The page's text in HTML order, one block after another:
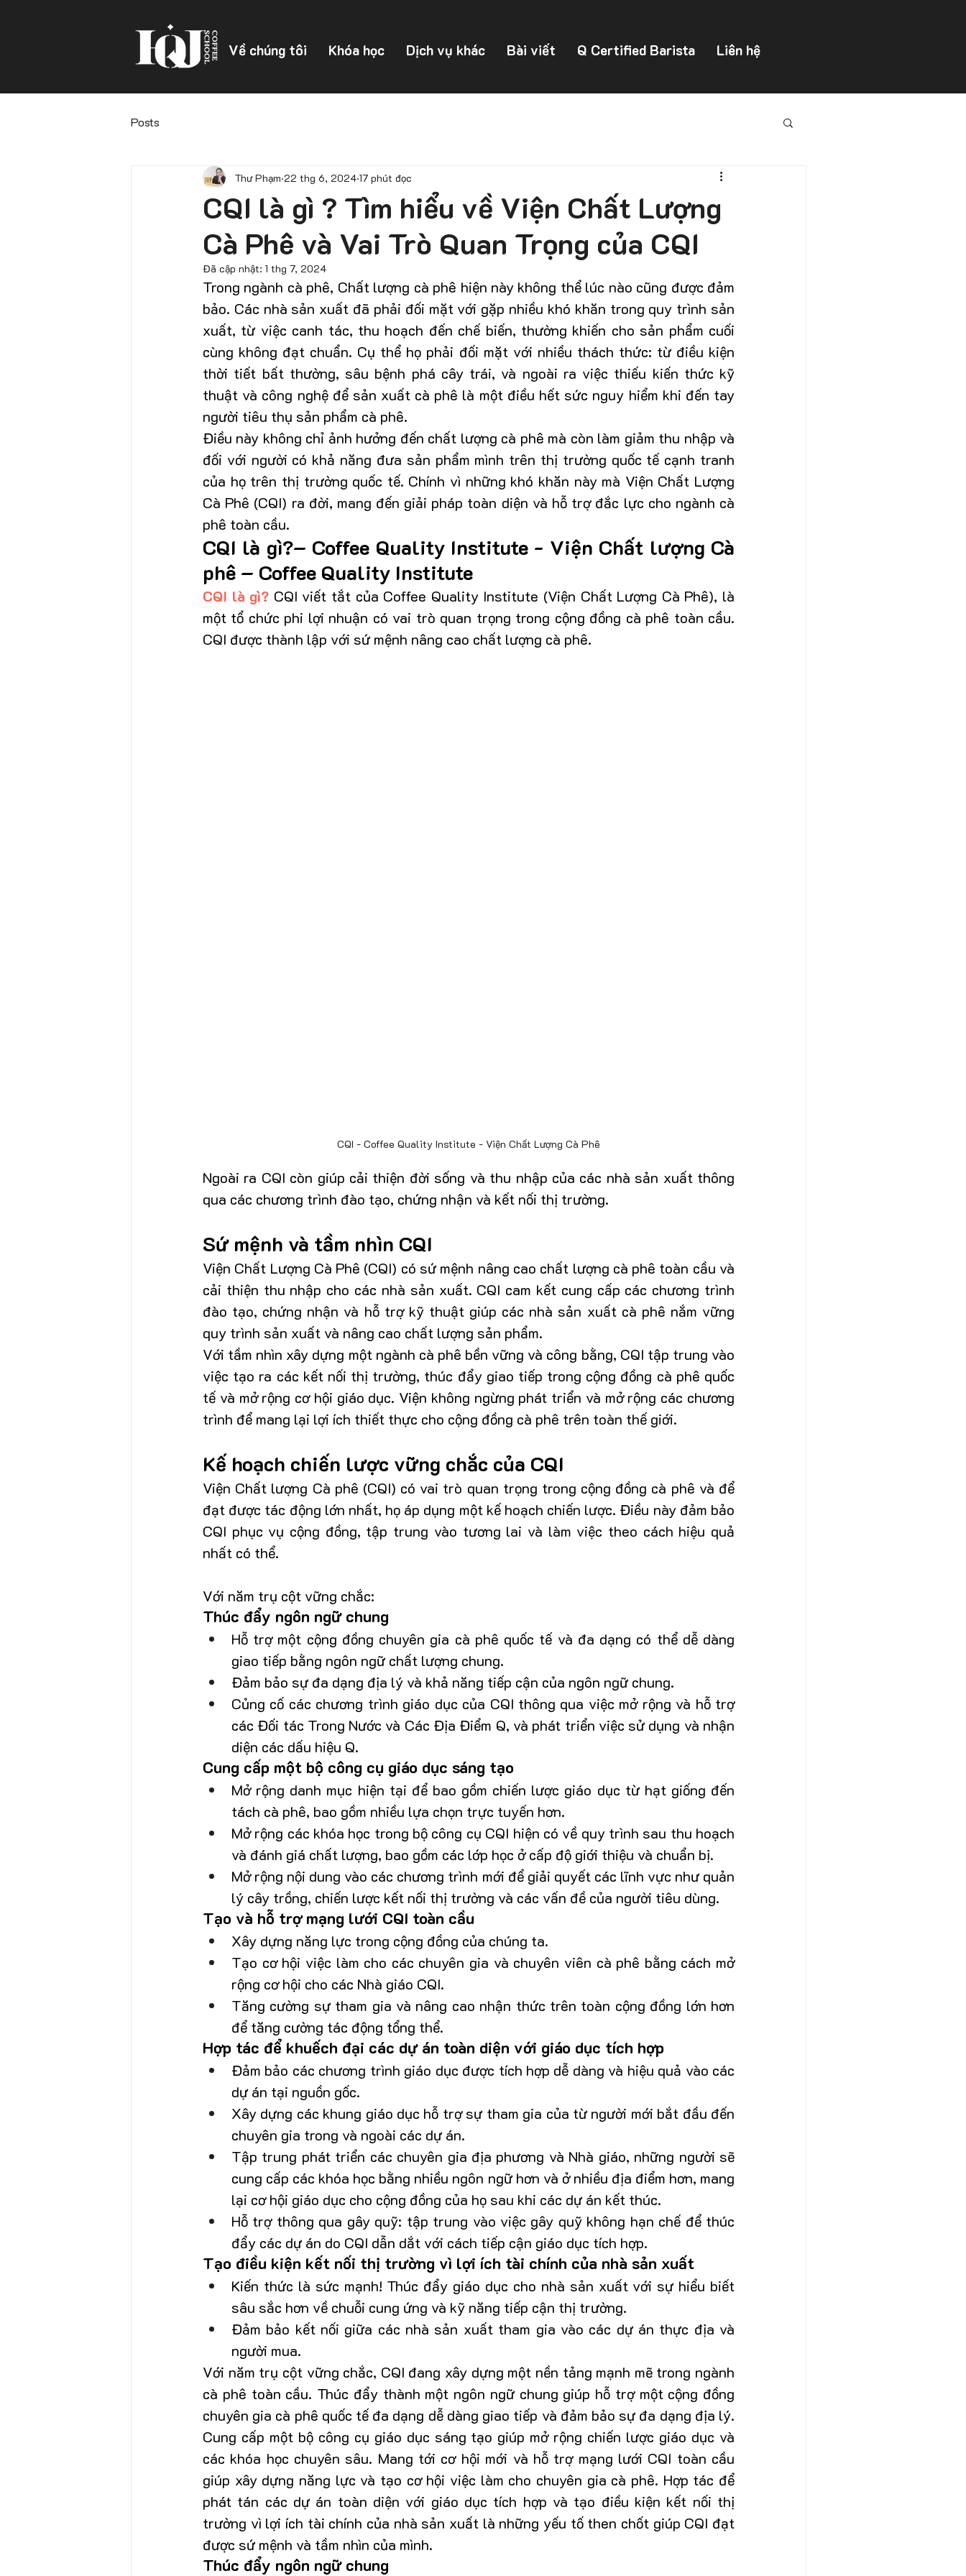
Về chúng tôi Khóa học Dịch vụ khác Bài viết Q Certified Barista Liên hệ
Posts
CQI là gì ? Tìm hiểu về Viện Chất Lượng
Cà Phê và Vai Trò Quan Trọng của CQI
Thư Phạm 22 thg 6, 2024 17 phút đọc
Đã cập nhật: 1 thg 7, 2024
Trong ngành cà phê, Chất lượng cà phê hiện này không thể lúc nào cũng được đảm
bảo. Các nhà sản xuất đã phải đối mặt với gặp nhiều khó khăn trong quy trình sản
xuất, từ việc canh tác, thu hoạch đến chế biến, thường khiến cho sản phẩm cuối
cùng không đạt chuẩn. Cụ thể họ phải đối mặt với nhiều thách thức: từ điều kiện
thời tiết bất thường, sâu bệnh phá cây trái, và ngoài ra việc thiếu kiến thức kỹ
thuật và công nghệ để sản xuất cà phê là một điều hết sức nguy hiểm khi đến tay
người tiêu thụ sản phẩm cà phê.
Điều này không chỉ ảnh hưởng đến chất lượng cà phê mà còn làm giảm thu nhập và
đối với người có khả năng đưa sản phẩm mình trên thị trường quốc tế cạnh tranh
của họ trên thị trường quốc tế. Chính vì những khó khăn này mà Viện Chất Lượng
Cà Phê (CQI) ra đời, mang đến giải pháp toàn diện và hỗ trợ đắc lực cho ngành cà
phê toàn cầu.
CQI là gì?– Coffee Quality Institute - Viện Chất lượng Cà
phê – Coffee Quality Institute
CQI là gì? CQI viết tắt của Coffee Quality Institute (Viện Chất Lượng Cà Phê), là
một tổ chức phi lợi nhuận có vai trò quan trọng trong cộng đồng cà phê toàn cầu.
CQI được thành lập với sứ mệnh nâng cao chất lượng cà phê.
CQI - Coffee Quality Institute - Viện Chất Lượng Cà Phê
Ngoài ra CQI còn giúp cải thiện đời sống và thu nhập của các nhà sản xuất thông
qua các chương trình đào tạo, chứng nhận và kết nối thị trường.
Sứ mệnh và tầm nhìn CQI
Viện Chất Lượng Cà Phê (CQI) có sứ mệnh nâng cao chất lượng cà phê toàn cầu và
cải thiện thu nhập cho các nhà sản xuất. CQI cam kết cung cấp các chương trình
đào tạo, chứng nhận và hỗ trợ kỹ thuật giúp các nhà sản xuất cà phê nắm vững
quy trình sản xuất và nâng cao chất lượng sản phẩm.
Với tầm nhìn xây dựng một ngành cà phê bền vững và công bằng, CQI tập trung vào
việc tạo ra các kết nối thị trường, thúc đẩy giao tiếp trong cộng đồng cà phê quốc
tế và mở rộng cơ hội giáo dục. Viện không ngừng phát triển và mở rộng các chương
trình để mang lại lợi ích thiết thực cho cộng đồng cà phê trên toàn thế giới.
Kế hoạch chiến lược vững chắc của CQI
Viện Chất lượng Cà phê (CQI) có vai trò quan trọng trong cộng đồng cà phê và để
đạt được tác động lớn nhất, họ áp dụng một kế hoạch chiến lược. Điều này đảm bảo
CQI phục vụ cộng đồng, tập trung vào tương lai và làm việc theo cách hiệu quả
nhất có thể.
Với năm trụ cột vững chắc:
Thúc đẩy ngôn ngữ chung
Hỗ trợ một cộng đồng chuyên gia cà phê quốc tế và đa dạng có thể dễ dàng
giao tiếp bằng ngôn ngữ chất lượng chung.
Đảm bảo sự đa dạng địa lý và khả năng tiếp cận của ngôn ngữ chung.
Củng cố các chương trình giáo dục của CQI thông qua việc mở rộng và hỗ trợ
các Đối tác Trong Nước và Các Địa Điểm Q, và phát triển việc sử dụng và nhận
diện các dấu hiệu Q.
Cung cấp một bộ công cụ giáo dục sáng tạo
Mở rộng danh mục hiện tại để bao gồm chiến lược giáo dục từ hạt giống đến
tách cà phê, bao gồm nhiều lựa chọn trực tuyến hơn.
Mở rộng các khóa học trong bộ công cụ CQI hiện có về quy trình sau thu hoạch
và đánh giá chất lượng, bao gồm các lớp học ở cấp độ giới thiệu và chuẩn bị.
Mở rộng nội dung vào các chương trình mới để giải quyết các lĩnh vực như quản
lý cây trồng, chiến lược kết nối thị trường và các vấn đề của người tiêu dùng.
Tạo và hỗ trợ mạng lưới CQI toàn cầu
Xây dựng năng lực trong cộng đồng của chúng ta.
Tạo cơ hội việc làm cho các chuyên gia và chuyên viên cà phê bằng cách mở
rộng cơ hội cho các Nhà giáo CQI.
Tăng cường sự tham gia và nâng cao nhận thức trên toàn cộng đồng lớn hơn
để tăng cường tác động tổng thể.
Hợp tác để khuếch đại các dự án toàn diện với giáo dục tích hợp
Đảm bảo các chương trình giáo dục được tích hợp dễ dàng và hiệu quả vào các
dự án tại nguồn gốc.
Xây dựng các khung giáo dục hỗ trợ sự tham gia của từ người mới bắt đầu đến
chuyên gia trong và ngoài các dự án.
Tập trung phát triển các chuyên gia địa phương và Nhà giáo, những người sẽ
cung cấp các khóa học bằng nhiều ngôn ngữ hơn và ở nhiều địa điểm hơn, mang
lại cơ hội giáo dục cho cộng đồng của họ sau khi các dự án kết thúc.
Hỗ trợ thông qua gây quỹ: tập trung vào việc gây quỹ không hạn chế để thúc
đẩy các dự án do CQI dẫn dắt với cách tiếp cận giáo dục tích hợp.
Tạo điều kiện kết nối thị trường vì lợi ích tài chính của nhà sản xuất
Kiến thức là sức mạnh! Thúc đẩy giáo dục cho nhà sản xuất với sự hiểu biết
sâu sắc hơn về chuỗi cung ứng và kỹ năng tiếp cận thị trường.
Đảm bảo kết nối giữa các nhà sản xuất tham gia vào các dự án thực địa và
người mua.
Với năm trụ cột vững chắc, CQI đang xây dựng một nền tảng mạnh mẽ trong ngành
cà phê toàn cầu. Thúc đẩy thành một ngôn ngữ chung giúp hỗ trợ một cộng đồng
chuyên gia cà phê quốc tế đa dạng dễ dàng giao tiếp và đảm bảo sự đa dạng địa lý.
Cung cấp một bộ công cụ giáo dục sáng tạo giúp mở rộng chiến lược giáo dục và
các khóa học chuyên sâu. Mang tới cơ hội mới và hỗ trợ mạng lưới CQI toàn cầu
giúp xây dựng năng lực và tạo cơ hội việc làm cho chuyên gia cà phê. Hợp tác để
phát tán các dự án toàn diện với giáo dục tích hợp và tạo điều kiện kết nối thị
trường vì lợi ích tài chính của nhà sản xuất là những yếu tố then chốt giúp CQI đạt
được sứ mệnh và tầm nhìn của mình.
Thúc đẩy ngôn ngữ chung